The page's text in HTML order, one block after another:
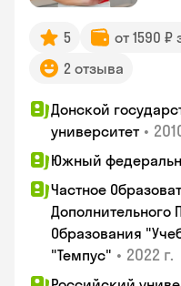
5 от 1590 ₽
2 отзыва
Донской
университет •
Южный
Частное
Дополнительного
Образования
"Темпус" • 2022 г.